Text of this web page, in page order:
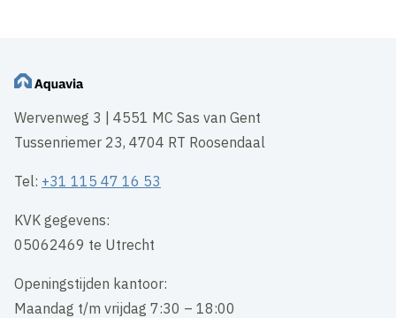
Wervenweg 3 | 4551 MC Sas van Gent
Tussenriemer 23, 4704 RT Roosendaal
Tel: +31 115 47 16 53
KVK gegevens:
05062469 te Utrecht
Openingstijden kantoor:
Maandag t/m vrijdag 7:30 – 18:00